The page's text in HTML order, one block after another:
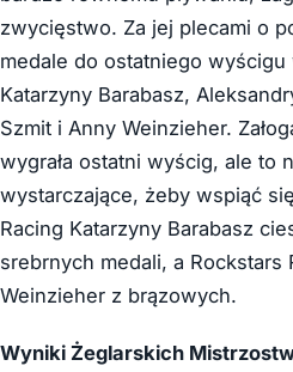
zwycięstwo. Za jej plecami o
medale do ostatniego wyścigu
Katarzyny Barabasz,
Szmit i Anny Weinzieher.
wygrała ostatni wyścig, ale to
wystarczające, żeby wspiąć
Racing Katarzyny Barabasz
srebrnych medali, a Rockstars
Weinzieher z brązowych.
Wyniki Żeglarskich